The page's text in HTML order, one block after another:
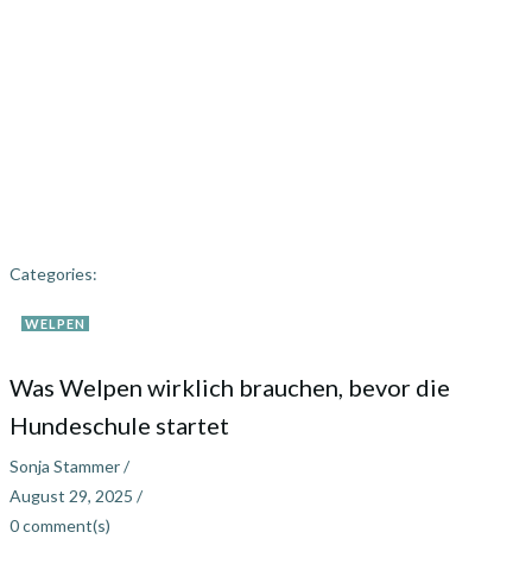
Categories:
WELPEN
Was Welpen wirklich brauchen, bevor die
Hundeschule startet
Sonja Stammer/
August 29, 2025 /
0comment(s)